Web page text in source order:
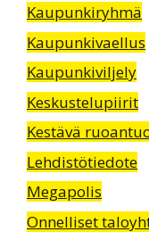
Kaupunkiryhmä
Kaupunkivaellus
Kaupunkiviljely
Keskustelupiirit
Kestävä
Lehdistötiedote
Megapolis
Onnelliset